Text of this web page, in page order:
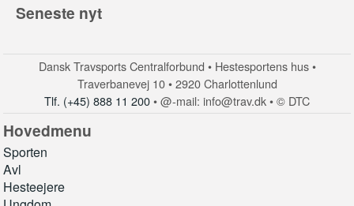
Seneste nyt
Dansk Travsports Centralforbund • Hestesportens hus •
Traverbanevej 10 • 2920 Charlottenlund
Tlf. (+45) 888 11 200• @-mail: info@trav.dk • © DTC
Hovedmenu
Sporten
Avl
Hesteejere